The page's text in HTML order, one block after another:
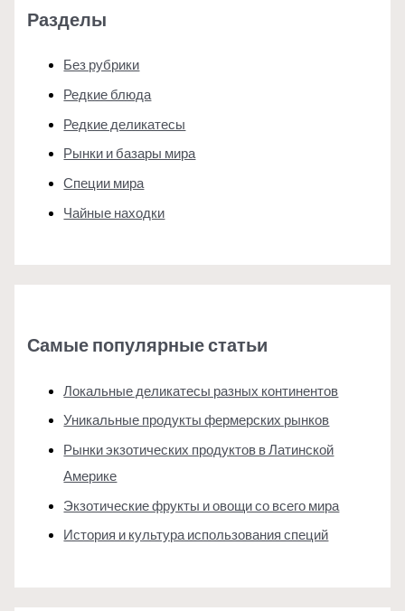
Разделы
Без рубрики
Редкие блюда
Редкие деликатесы
Рынки и базары мира
Специи мира
Чайные находки
Самые популярные статьи
Локальные деликатесы разных континентов
Уникальные продукты фермерских рынков
Рынки экзотических продуктов в Латинской
Америке
Экзотические фрукты и овощи со всего мира
История и культура использования специй